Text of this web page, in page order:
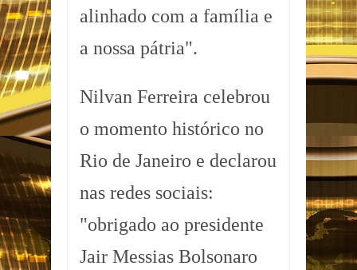
alinhado com a família e
a nossa pátria".
Nilvan Ferreira celebrou
o momento histórico no
Rio de Janeiro e declarou
nas redes sociais:
"obrigado ao presidente
Jair Messias Bolsonaro